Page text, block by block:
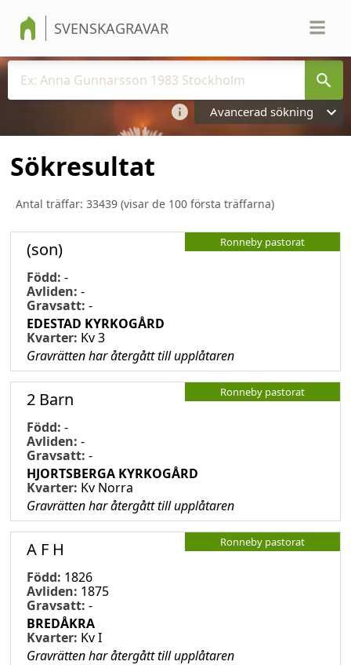
SVENSKAGRAVAR
Avancerad sökning
Sökresultat
Antal träffar: 33439 (visar de 100 första träffarna)
Ronneby pastorat
(son)
Född: -
Avliden: -
Gravsatt: -
EDESTAD KYRKOGÅRD
Kvarter: Kv 3
Gravrätten har återgått till upplåtaren
Ronneby pastorat
2 Barn
Född: -
Avliden: -
Gravsatt: -
HJORTSBERGA KYRKOGÅRD
Kvarter: Kv Norra
Gravrätten har återgått till upplåtaren
Ronneby pastorat
A F H
Född: 1826
Avliden: 1875
Gravsatt: -
BREDÅKRA
Kvarter: Kv I
Gravrätten har återgått till upplåtaren